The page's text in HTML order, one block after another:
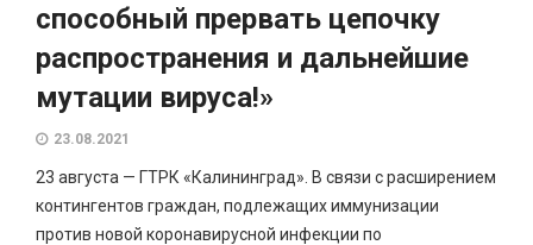
способный прервать цепочку
распространения и дальнейшие
мутации вируса!»
23.08.2021
23 августа — ГТРК «Калининград». В связи с расширением
контингентов граждан, подлежащих иммунизации
против новой коронавирусной инфекции по